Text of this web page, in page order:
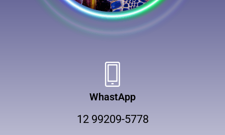
WhastApp
12 99209-5778